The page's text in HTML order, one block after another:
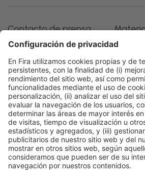
Contacto de prensa
Gloria Dilluvio
(+34) 93 233 21 72
gdilluvio@firabarcelona.com
Información generalAviso legalPolítica de